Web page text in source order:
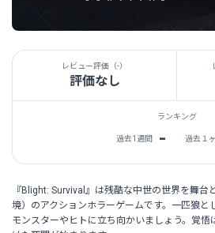
レビュー評価（-）
評価なし
ランキング
過去1週間 - 過去１
『Blight: Survival』は残酷な中世の世界を舞台
境）のアクションホラーゲームです。一匹狼と
モンスターやヒトに立ち向かいましょう。覚